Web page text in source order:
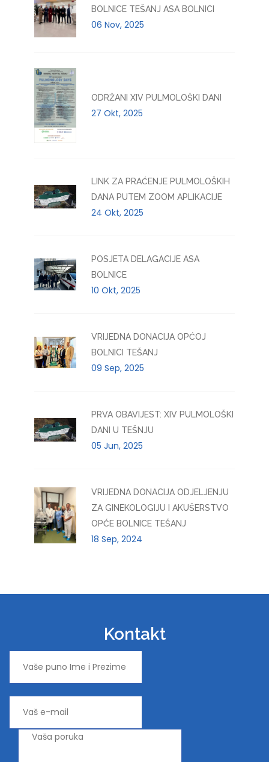
BOLNICE TEŠANJ ASA BOLNICI
06 Nov, 2025
ODRŽANI XIV PULMOLOŠKI DANI
27 Okt, 2025
LINK ZA PRAĆENJE PULMOLOŠKIH
DANA PUTEM ZOOM APLIKACIJE
24 Okt, 2025
POSJETA DELAGACIJE ASA
BOLNICE
10 Okt, 2025
VRIJEDNA DONACIJA OPĆOJ
BOLNICI TEŠANJ
09 Sep, 2025
PRVA OBAVIJEST: XIV PULMOLOŠKI
DANI U TEŠNJU
05 Jun, 2025
VRIJEDNA DONACIJA ODJELJENJU
ZA GINEKOLOGIJU I AKUŠERSTVO
OPĆE BOLNICE TEŠANJ
18 Sep, 2024
Kontakt